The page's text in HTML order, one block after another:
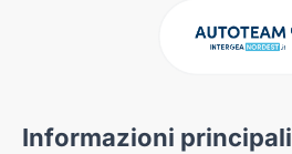
Informazioni principali